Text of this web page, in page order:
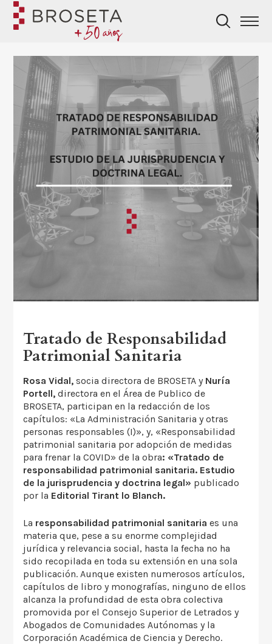
Tratado de Responsabilidad
Patrimonial Sanitaria
Rosa Vidal, socia directora de BROSETA y Nuría
Portell, directora en el Área de Publico de
BROSETA, participan en la redacción de los
capítulos: «La Administración Sanitaria y otras
personas responsables (I)», y, «Responsabilidad
patrimonial sanitaria por adopción de medidas
para frenar la COVID» de la obra: «Tratado de
responsabilidad patrimonial sanitaria. Estudio
de la jurisprudencia y doctrina legal» publicado
por la Editorial Tirant lo Blanch.
La responsabilidad patrimonial sanitaria es una
materia que, pese a su enorme complejidad
jurídica y relevancia social, hasta la fecha no ha
sido recopilada en toda su extensión en una sola
publicación. Aunque existen numerosos artículos,
capítulos de libro y monografías, ninguno de ellos
alcanza la profundidad de esta obra colectiva
promovida por el Consejo Superior de Letrados y
Abogados de Comunidades Autónomas y la
Corporación Académica de Ciencia y Derecho.